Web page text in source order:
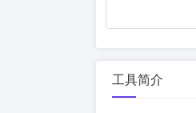
工具简介